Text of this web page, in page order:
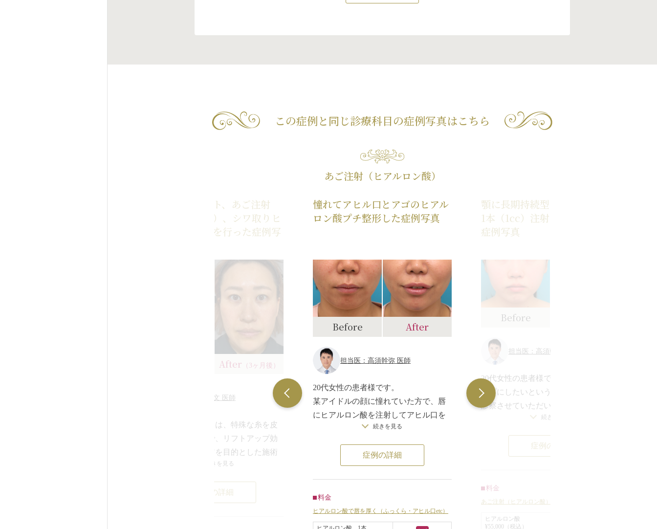
この症例と同じ診療科目の症例写真はこちら
あご注射（ヒアルロン酸）
イタリアンリフト、あご注射
（ヒアルロン酸）、シワ取りヒ
アルロン酸注射を行った症例写
After （3ヶ月後）
担当医：若佐文 医師
イタリアンリフトとは、特殊な糸を皮
下に埋め込むことで、リフトアップ効
果・エイジングケアを目的とした施術
心配がないことに加え、肌へのなじみ
続きを見る
症例の詳細
憧れてアヒル口とアゴのヒアル
ロン酸プチ整形した症例写真
Before After
担当医：高須幹弥 医師
20代女性の患者様です。
某アイドルの顔に憧れていた方で、唇
にヒアルロン酸を注射してアヒル口を
作り、アゴ先にもヒアルロン酸を注射
して、引っこんでいるアゴを出しまし
その某アイドルのアヒル口は、他のア
ヒル口芸能人に比べて、唇の厚みがあ
り、大きく前に突き出て、口角もしっ
続きを見る
症例の詳細
料金
ヒアルロン酸で唇を厚く（ふっくら・アヒル口etc）
顎に長期持続型ヒアルロン酸を
1本（1cc）注射した20代女性の
症例写真
Before
担当医：高須幹弥 医師
20代女性の患者様で、顎を出してシャ
ープにしたいというご要望でした。
診察させていただいたところ、輪郭は
全体的に丸顔で、顎は小さく、後退し
顎を出す場合、ヒアルロン酸注射とシ
た。
長期持続型ヒアルロン酸を1本（1cc）
顎先に注入し、なるべく顎先が尖った
続きを見る
症例の詳細
料金
あご注射（ヒアルロン酸）
ヒアルロン酸
¥55,000（税込）